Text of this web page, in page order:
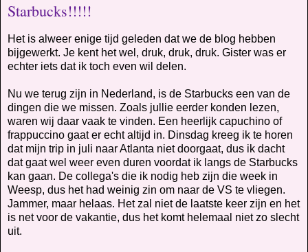
Starbucks!!!!!
Het is alweer enige tijd geleden dat we de blog hebben
bijgewerkt. Je kent het wel, druk, druk, druk. Gister was er
echter iets dat ik toch even wil delen.
Nu we terug zijn in Nederland, is de Starbucks een van de
dingen die we missen. Zoals jullie eerder konden lezen,
waren wij daar vaak te vinden. Een heerlijk capuchino of
frappuccino gaat er echt altijd in. Dinsdag kreeg ik te horen
dat mijn trip in juli naar Atlanta niet doorgaat, dus ik dacht
dat gaat wel weer even duren voordat ik langs de Starbucks
kan gaan. De collega's die ik nodig heb zijn die week in
Weesp, dus het had weinig zin om naar de VS te vliegen.
Jammer, maar helaas. Het zal niet de laatste keer zijn en het
is net voor de vakantie, dus het komt helemaal niet zo slecht
uit.